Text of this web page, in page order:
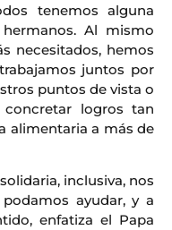
tenemos alguna
Al mismo
necesitados, hemos
juntos por
puntos de vista o
concretar logros tan
alimentaria a más de
inclusiva, nos
ayudar, y a
enfatiza el Papa